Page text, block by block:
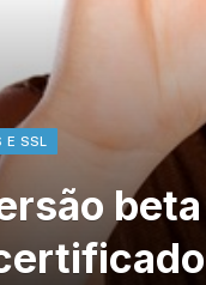
E SSL